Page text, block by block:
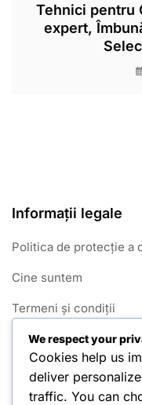
Tehnici pentru
expert,
Informații legale
Politica de protecție a
Cine suntem
Termeni și condiții
Cookie-uri și urmărire
Contactează-ne
We respect your
Cookies help us
deliver
traffic. You can